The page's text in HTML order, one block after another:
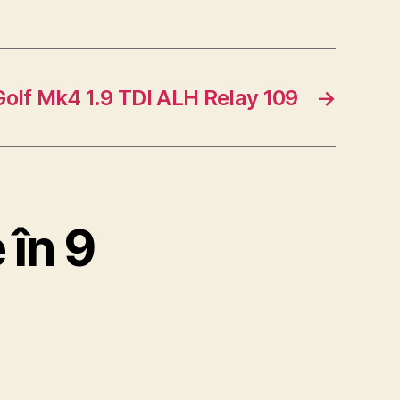
→
Mk4 1.9 TDI ALH Relay 109
în 9